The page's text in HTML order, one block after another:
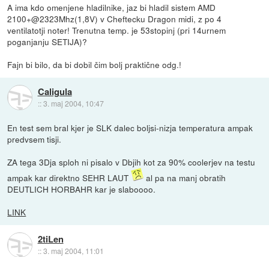
A ima kdo omenjene hladilnike, jaz bi hladil sistem AMD
2100+@2323Mhz(1,8V) v Cheftecku Dragon midi, z po 4
ventilatotji noter! Trenutna temp. je 53stopinj (pri 14urnem
poganjanju SETIJA)?
Fajn bi bilo, da bi dobil čim bolj praktične odg.!
Caligula
::3. maj 2004, 10:47
En test sem bral kjer je SLK dalec boljsi-nizja temperatura ampak
predvsem tisji.
ZA tega 3Dja sploh ni pisalo v Dbjih kot za 90% coolerjev na testu
ampak kar direktno SEHR LAUT
al pa na manj obratih
DEUTLICH HORBAHR kar je slaboooo.
LINK
2tiLen
::3. maj 2004, 11:01